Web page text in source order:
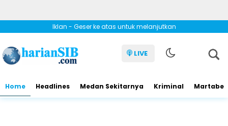
Iklan - Geser ke atas untuk melanjutkan
LIVE
Home Headlines Medan Sekitarnya Kriminal Martabe